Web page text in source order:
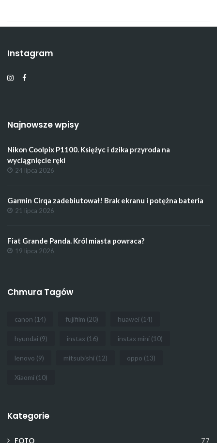
Instagram
Najnowsze wpisy
Nikon Coolpix P1100. Księżyc i dzika przyroda na
wyciągnięcie ręki
24 lipca 2026
Garmin Cirqa zadebiutował! Brak ekranu i potężna bateria
21 lipca 2026
Fiat Grande Panda. Król miasta powraca?
19 lipca 2026
Chmura Tagów
canon (14) fujifilm (20) huawei (14)
hyundai (9) instax (16) instax mini (10)
lenovo (9) mitsubishi (12) oppo (13)
Xiaomi (10)
Kategorie
FOTO 77